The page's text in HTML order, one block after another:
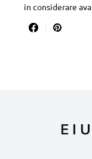
in considerare